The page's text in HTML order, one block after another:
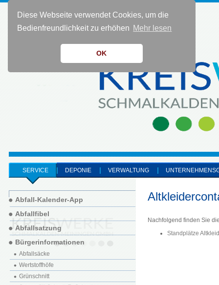
Diese Webseite verwendet Cookies, um die
Bedienfreundlichkeit zu erhöhen Mehr lesen
OK
KONTAKT 0 36 83 - 40 91 0
SERVICE DEPONIE VERWALTUNG
Nachfolgend finden Sie
Standplätze
Abfall-Kalender-App
Abfallfibel
Abfallsatzung
Bürgerinformationen
Abfallsäcke
Wertstoffhöfe
Grünschnitt